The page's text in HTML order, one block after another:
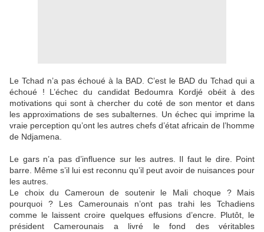
Le Tchad n’a pas échoué à la BAD. C’est le BAD du Tchad qui a
échoué ! L’échec du candidat Bedoumra Kordjé obéit à des
motivations qui sont à chercher du coté de son mentor et dans
les approximations de ses subalternes. Un échec qui imprime la
vraie perception qu’ont les autres chefs d’état africain de l’homme
de Ndjamena.
Le gars n’a pas d’influence sur les autres. Il faut le dire. Point
barre. Même s’il lui est reconnu qu’il peut avoir de nuisances pour
les autres.
Le choix du Cameroun de soutenir le Mali choque ? Mais
pourquoi ? Les Camerounais n’ont pas trahi les Tchadiens
comme le laissent croire quelques effusions d’encre. Plutôt, le
président Camerounais a livré le fond des véritables